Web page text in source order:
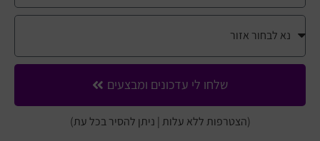
הרצאות
חופשה והופעהשלחו לי עדכונים ומבצעים
(הצטרפות ללא עלות | ניתן להסיר בכל עת)